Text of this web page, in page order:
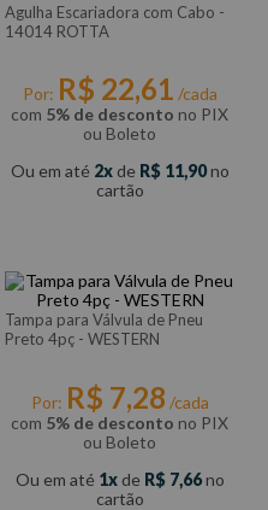
Agulha Escariadora com Cabo -
14014 ROTTA
Por: R$ 22,61 /cada
com 5% de desconto no PIX
ou Boleto
Ou em até 2 de R$ 11,90no
cartão
Tampa para Válvula de Pneu
Preto 4pç - WESTERN
Por: R$ 7,28 /cada
com 5% de desconto no PIX
ou Boleto
Ou em até 1 de R$ 7,66no
cartão